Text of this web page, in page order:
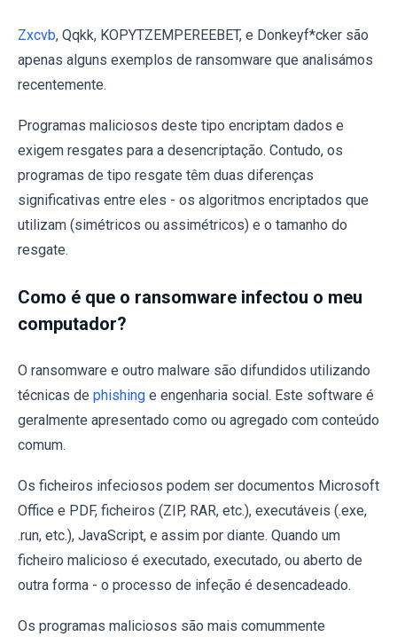
Zxcvb, Qqkk, KOPYTZEMPEREEBET, e Donkeyf*cker são
apenas alguns exemplos de ransomware que analisámos
recentemente.
Programas maliciosos deste tipo encriptam dados e
exigem resgates para a desencriptação. Contudo, os
programas de tipo resgate têm duas diferenças
significativas entre eles - os algoritmos encriptados que
utilizam (simétricos ou assimétricos) e o tamanho do
resgate.
Como é que o ransomware infectou o meu
computador?
O ransomware e outro malware são difundidos utilizando
técnicas de phishing e engenharia social. Este software é
geralmente apresentado como ou agregado com conteúdo
comum.
Os ficheiros infeciosos podem ser documentos Microsoft
Office e PDF, ficheiros (ZIP, RAR, etc.), executáveis (.exe,
.run, etc.), JavaScript, e assim por diante. Quando um
ficheiro malicioso é executado, executado, ou aberto de
outra forma - o processo de infeção é desencadeado.
Os programas maliciosos são mais comummente